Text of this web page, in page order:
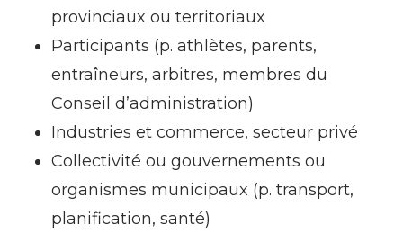
provinciaux ou territoriaux
Participants (p. athlètes, parents,
entraîneurs, arbitres, membres du
Conseil d’administration)
Industries et commerce, secteur privé
Collectivité ou gouvernements ou
organismes municipaux (p. transport,
planification, santé)